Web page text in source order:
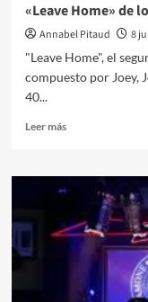
«Leave Home» de
Annabel Pitaud
8
"Leave Home", el
compuesto por Joey,
40...
Leer másLeer
«Leave
Home»
los
Ramones,
reedición
limitada